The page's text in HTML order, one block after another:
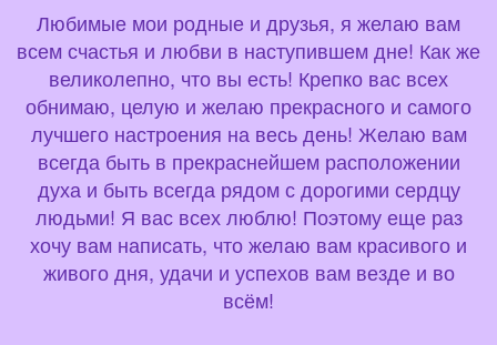
Любимые мои родные и друзья, я желаю вам
всем счастья и любви в наступившем дне! Как же
великолепно, что вы есть! Крепко вас всех
обнимаю, целую и желаю прекрасного и самого
лучшего настроения на весь день! Желаю вам
всегда быть в прекраснейшем расположении
духа и быть всегда рядом с дорогими сердцу
людьми! Я вас всех люблю! Поэтому еще раз
хочу вам написать, что желаю вам красивого и
живого дня, удачи и успехов вам везде и во
всём!